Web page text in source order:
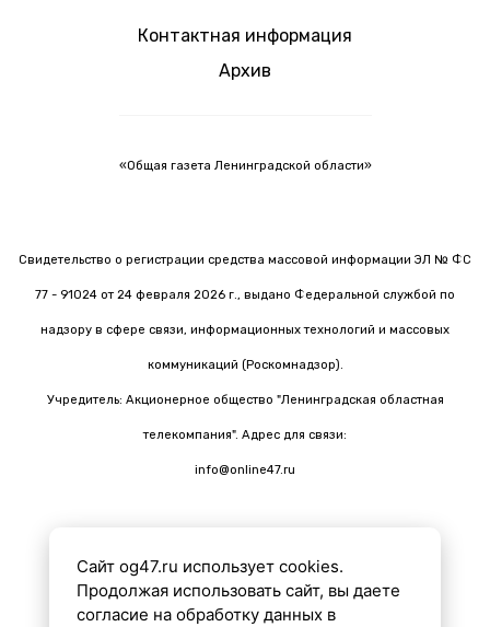
Контактная информация
Архив
«Общая газета Ленинградской области»
Свидетельство о регистрации средства массовой информации ЭЛ № ФС
77 - 91024 от 24 февраля 2026 г., выдано Федеральной службой по
надзору в сфере связи, информационных технологий и массовых
коммуникаций (Роскомнадзор).
Учредитель: Акционерное общество "Ленинградская областная
телекомпания". Адрес для связи:
info@online47.ru
Все материалы на сайте подготовлены с помощью ИИ
Сайт og47.ru использует cookies.
Продолжая использовать сайт, вы даете
согласие на обработку данных в